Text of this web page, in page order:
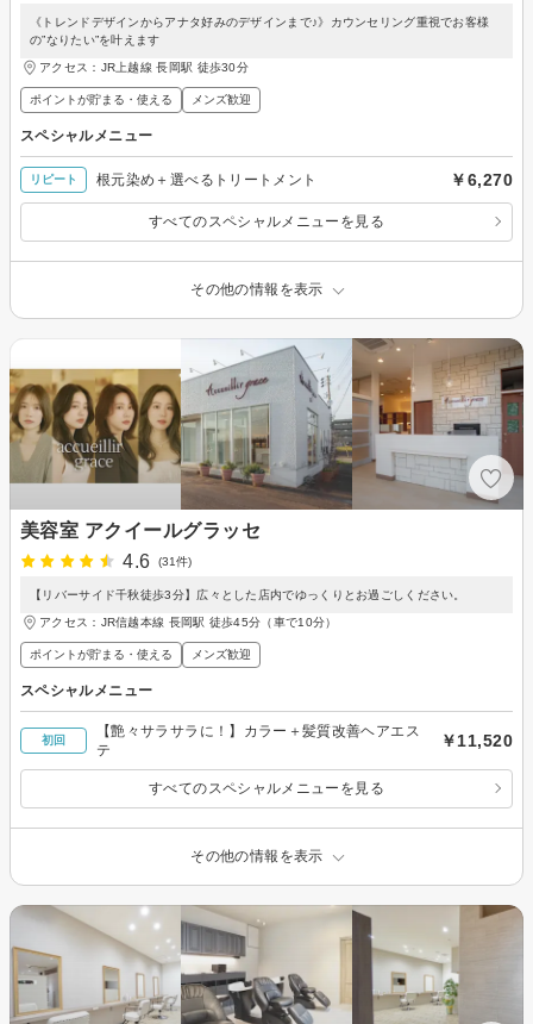
《トレンドデザインからアナタ好みのデザインまで♪》カウンセリング重視でお客様
の”なりたい”を叶えます
アクセス：JR上越線 長岡駅 徒歩30分
ポイントが貯まる・使える メンズ歓迎
スペシャルメニュー
リピート 根元染め＋選べるトリートメント ￥6,270
すべてのスペシャルメニューを見る
その他の情報を表示
美容室 アクイールグラッセ
4.6
(31件)
【リバーサイド千秋徒歩3分】広々とした店内でゆっくりとお過ごしください。
アクセス：JR信越本線 長岡駅 徒歩45分（車で10分）
ポイントが貯まる・使える メンズ歓迎
スペシャルメニュー
初回
【艶々サラサラに！】カラー＋髪質改善ヘアエス
テ
￥11,520
すべてのスペシャルメニューを見る
その他の情報を表示